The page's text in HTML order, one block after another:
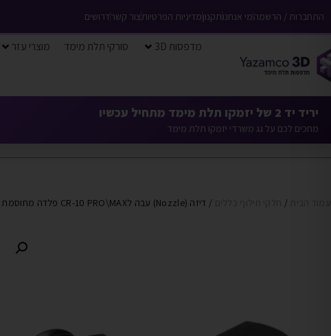
התחברות / הרשמהמי אנחנותקנוןמדיניות הפרטיות צור קשרדרושים
מדפסות 3D סורקי תלת מימד מוצרי עזר
יריד יד 2 של יזמקו תלת מימד מתחיל עכשיו
מחכים לכם על גג משרדי יזמקו תלת מימד
/ / דיזה (Nozzle) עבה לCR-10 PRO\MAX פלדה מחוסמת